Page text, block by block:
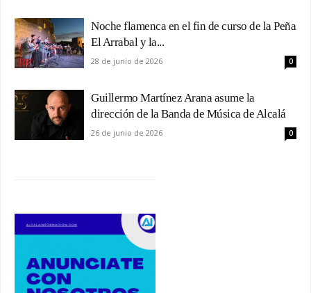
Noche flamenca en el fin de curso de la Peña
El Arrabal y la...
28 de junio de 2026 0
Guillermo Martínez Arana asume la
dirección de la Banda de Música de Alcalá
26 de junio de 2026 0